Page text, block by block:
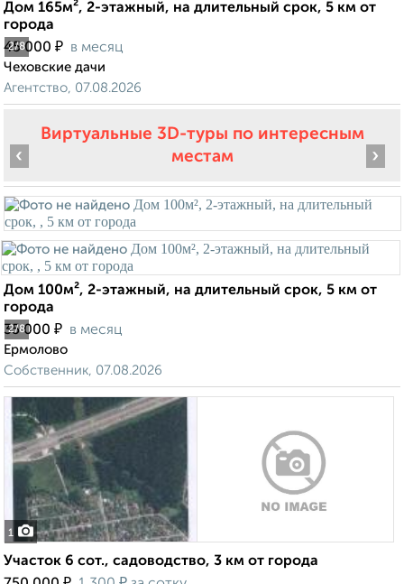
2/8
Дом 165м², 2-этажный, на длительный срок, 5 км от
города
45 000 ₽ в месяц
Чеховские дачи
Агентство, 07.08.2026
Виртуальные 3D-туры по интересным
местам
2/8
‹ ›
Дом 100м², 2-этажный, на длительный срок, 5 км от
города
35 000 ₽ в месяц
Ермолово
Собственник, 07.08.2026
1
Участок 6 сот., садоводство, 3 км от города